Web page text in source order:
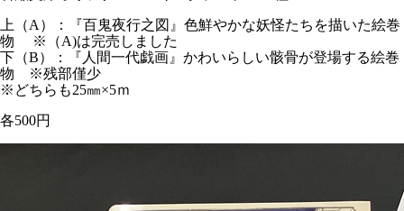
上（A）：『百鬼夜行之図』色鮮やかな妖怪たちを描いた絵巻
物 ※（A)は完売しました
下（B）：『人間一代戯画』かわいらしい骸骨が登場する絵巻
物 ※残部僅少
※どちらも25㎜×5ｍ
各500円